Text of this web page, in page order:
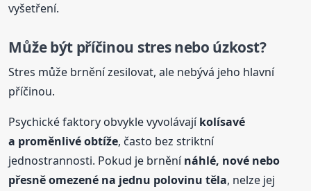
vyšetření.
Může být příčinou stres nebo úzkost?
Stres může brnění zesilovat, ale nebývá jeho hlavní
příčinou.
Psychické faktory obvykle vyvolávajíkolísavé
a proměnlivé obtíže, často bez striktní
jednostrannosti. Pokud je brněnínáhlé, nové nebo
přesně omezené na jednu polovinu těla, nelze jej